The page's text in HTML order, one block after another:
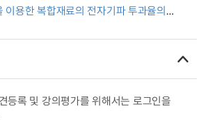
이용한 복합재료의 전자기파 투과율의
등록 및 강의평가를 위해서는 로그인을